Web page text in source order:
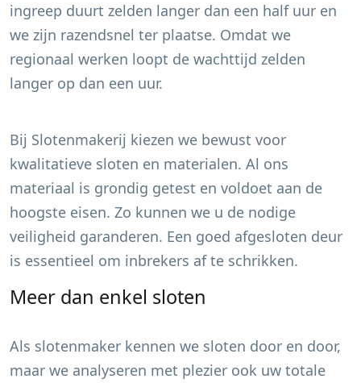
ingreep duurt zelden langer dan een half uur en
we zijn razendsnel ter plaatse. Omdat we
regionaal werken loopt de wachttijd zelden
langer op dan een uur.
Bij Slotenmakerij kiezen we bewust voor
kwalitatieve sloten en materialen. Al ons
materiaal is grondig getest en voldoet aan de
hoogste eisen. Zo kunnen we u de nodige
veiligheid garanderen. Een goed afgesloten deur
is essentieel om inbrekers af te schrikken.
Meer dan enkel sloten
Als slotenmaker kennen we sloten door en door,
maar we analyseren met plezier ook uw totale